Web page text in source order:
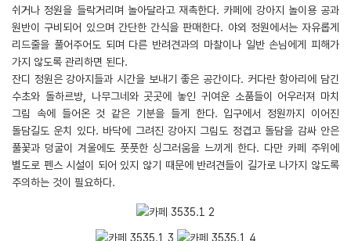
쉬거나 정원을 들락거리며 놀아달라고 재촉한다. 카페에 강아지 놀이용 공과
원반이 구비되어 있으며 간단한 간식을 판매한다. 야외 정원에서는 자유롭게
리드줄을 풀어주어도 되며 다른 반려견과의 마찰이나 일반 손님에게 피해가
가지 않도록 관리하면 된다.
잔디 정원은 강아지들과 시간을 보내기 좋은 공간이다. 커다란 항아리에 담긴
수초와 돌하르방, 나무그네와 곳곳에 놓인 귀여운 소품들이 어우러져 마치
그림 속에 들어온 것 같은 기분을 들게 한다. 입구에서 정원까지 이어진
돌담길도 운치 있다. 바닥에 그려진 강아지 그림도 정겹고 돌담을 감싸 안은
풀꽃과 덩굴이 겨울에도 풋풋한 싱그러움을 느끼게 한다. 다만 카페 주위에
별도로 펜스 시설이 되어 있지 않기 때문에 반려견들이 길가로 나가지 않도록
주의하는 것이 필요하다.